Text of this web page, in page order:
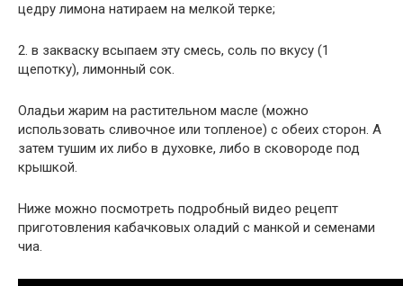
цедру лимона натираем на мелкой терке;
2. в закваску всыпаем эту смесь, соль по вкусу (1
щепотку), лимонный сок.
Оладьи жарим на растительном масле (можно
использовать сливочное или топленое) с обеих сторон. А
затем тушим их либо в духовке, либо в сковороде под
крышкой.
Ниже можно посмотреть подробный видео рецепт
приготовления кабачковых оладий с манкой и семенами
чиа.